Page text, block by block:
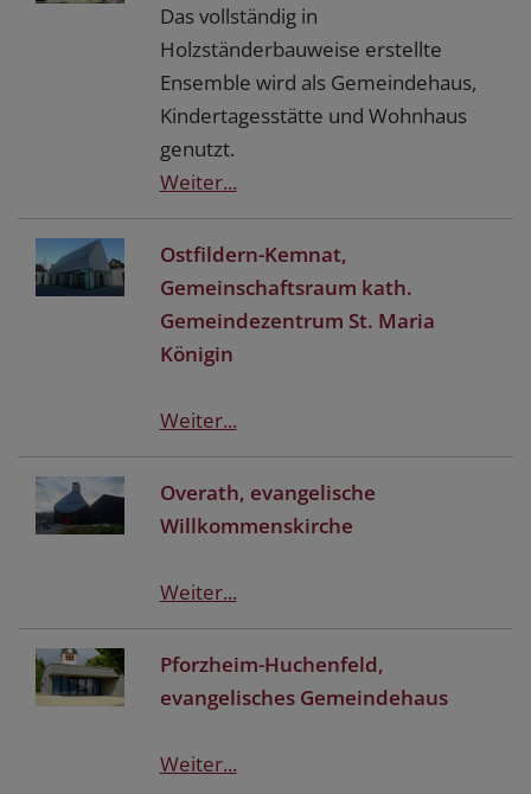
Das vollständig in
Holzständerbauweise erstellte
Ensemble wird als Gemeindehaus,
Kindertagesstätte und Wohnhaus
genutzt.
Weiter...
Ostfildern-Kemnat,
Gemeinschaftsraum kath.
Gemeindezentrum St. Maria
Königin
Weiter...
Overath, evangelische
Willkommenskirche
Weiter...
Pforzheim-Huchenfeld,
evangelisches Gemeindehaus
Weiter...